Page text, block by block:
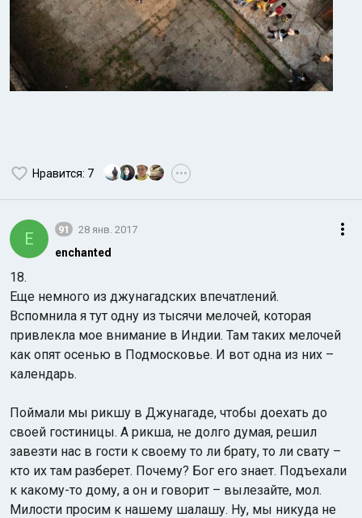
Нравится: 7 •••
E 91 28 янв. 2017
enchanted
18.
Еще немного из джунагадских впечатлений.
Вспомнила я тут одну из тысячи мелочей, которая
привлекла мое внимание в Индии. Там таких мелочей
как опят осенью в Подмосковье. И вот одна из них –
календарь.
Поймали мы рикшу в Джунагаде, чтобы доехать до
своей гостиницы. А рикша, не долго думая, решил
завезти нас в гости к своему то ли брату, то ли свату –
кто их там разберет. Почему? Бог его знает. Подъехали
к какому-то дому, а он и говорит – вылезайте, мол.
Милости просим к нашему шалашу. Ну, мы никуда не